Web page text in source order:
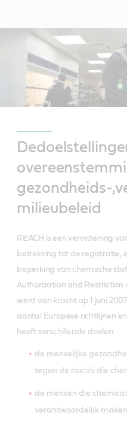
gezondheids-
milieubeleid
REACH is een verordening
betrekking tot de registratie,
beperking van chemische
Authorization and Restriction
werd van kracht op 1 juni
aantal Europese richtlijnen
heeft verschillende doelen:
de menselijke
tegen de risico's die
de mensen die
verantwoordelijk